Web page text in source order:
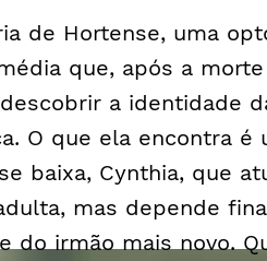
de Hortense, uma
que, após a
a identidade
O que ela encontra é
baixa, Cynthia, que
mas depende
do irmão mais novo.